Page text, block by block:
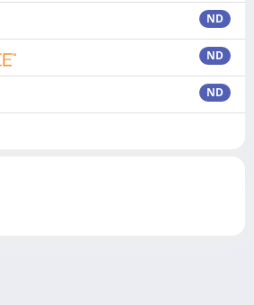
ND
ND
ND